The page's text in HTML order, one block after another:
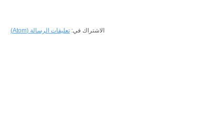
الاشتراك في: تعليقات الرسالة (Atom)